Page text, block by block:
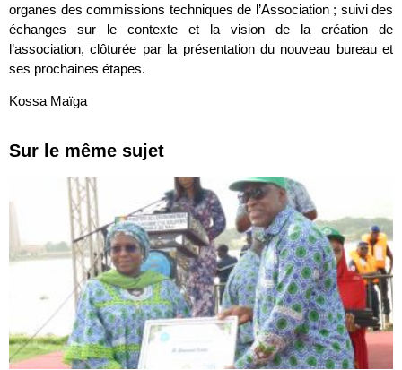
organes des commissions techniques de l’Association ; suivi des
échanges sur le contexte et la vision de la création de
l’association, clôturée par la présentation du nouveau bureau et
ses prochaines étapes.
Kossa Maïga
Sur le même sujet